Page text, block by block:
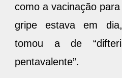
como a vacinação
gripe estava em
tomou a de
pentavalente”.